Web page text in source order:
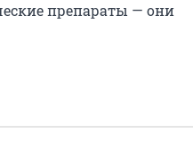
препараты — они